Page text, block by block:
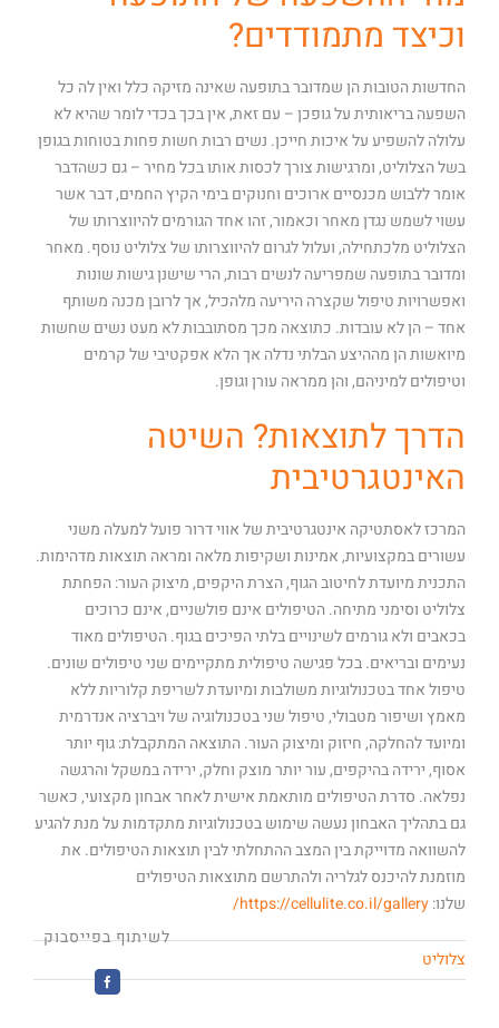
וכיצד מתמודדים?
החדשות הטובות הן שמדובר בתופעה שאינה מזיקה כלל ואין לה כל
השפעה בריאותית על גופכן – עם זאת, אין בכך בכדי לומר שהיא לא
עלולה להשפיע על איכות חייכן. נשים רבות חשות פחות בטוחות בגופן
בשל הצלוליט, ומרגישות צורך לכסות אותו בכל מחיר – גם כשהדבר
אומר ללבוש מכנסיים ארוכים וחנוקים בימי הקיץ החמים, דבר אשר
עשוי לשמש נגדן מאחר וכאמור, זהו אחד הגורמים להיווצרותו של
הצלוליט מלכתחילה, ועלול לגרום להיווצרותו של צלוליט נוסף. מאחר
ומדובר בתופעה שמפריעה לנשים רבות, הרי שישנן גישות שונות
ואפשרויות טיפול שקצרה היריעה מלהכיל, אך לרובן מכנה משותף
אחד – הן לא עובדות. כתוצאה מכך מסתובבות לא מעט נשים שחשות
מיואשות הן מההיצע הבלתי נדלה אך הלא אפקטיבי של קרמים
וטיפולים למיניהם, והן ממראה עורן וגופן.
הדרך לתוצאות? השיטה
האינטגרטיבית
המרכז לאסתטיקה אינטגרטיבית של אווי דרור פועל למעלה משני
עשורים במקצועיות, אמינות ושקיפות מלאה ומראה תוצאות מדהימות.
התכנית מיועדת לחיטוב הגוף, הצרת היקפים, מיצוק העור: הפחתת
צלוליט וסימני מתיחה. הטיפולים אינם פולשניים, אינם כרוכים
בכאבים ולא גורמים לשינויים בלתי הפיכים בגוף. הטיפולים מאוד
נעימים ובריאים. בכל פגישה טיפולית מתקיימים שני טיפולים שונים.
טיפול אחד בטכנולוגיות משולבות ומיועדת לשריפת קלוריות ללא
מאמץ ושיפור מטבולי, טיפול שני בטכנולוגיה של ויברציה אנדרמית
ומיועד להחלקה, חיזוק ומיצוק העור. התוצאה המתקבלת: גוף יותר
אסוף, ירידה בהיקפים, עור יותר מוצק וחלק, ירידה במשקל והרגשה
נפלאה. סדרת הטיפולים מותאמת אישית לאחר אבחון מקצועי, כאשר
גם בתהליך האבחון נעשה שימוש בטכנולוגיות מתקדמות על מנת להגיע
להשוואה מדוייקת בין המצב ההתחלתי לבין תוצאות הטיפולים. את
מוזמנת להיכנס לגלריה ולהתרשם מתוצאות הטיפולים
שלנו:https://cellulite.co.il/gallery/
צלוליט
לשיתוף בפייסבוק
Facebook